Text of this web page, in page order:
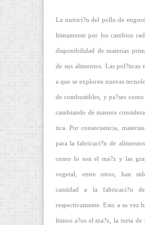
La nutrici?n del pollo de
ltimamente por los cambios
disponibilidad de materias
de sus alimentos. Las pol?ticas
a que se exploren nuevas
de combustibles, y pa?ses
cambiando de manera
tica. Por consecuencia,
para la fabricaci?n de
como lo son el ma?z y las
vegetal, entre otros, han
cantidad a la fabricaci?n
respectivamente. Esto a su vez
ltimos a?os el ma?z, la torta de